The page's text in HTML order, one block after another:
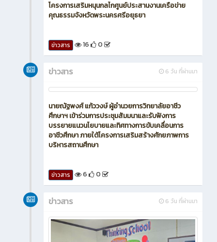
โครงการเสริมหนุนกลไกศูนย์ประสานงานเครือข่าย
คุณธรรมจังหวัดพระนครศรีอยุธยา
ข่าวสาร 16 0
6 วัน ที่ผ่านมา
ข่าวสาร
นายณัฐพงศ์ แก้ววงษ์ ผู้อำนวยการวิทยาลัยอาชีว
ศึกษาฯ เข้าร่วมการประชุมสัมมนาและรับฟังการ
บรรยายแนวนโยบายและทิศทางการขับเคลื่อนการ
อาชีวศึกษา ภายใต้โครงการเสริมสร้างศักยภาพการ
บริหารสถานศึกษา
ข่าวสาร 6 0
6 วัน ที่ผ่านมา
ข่าวสาร